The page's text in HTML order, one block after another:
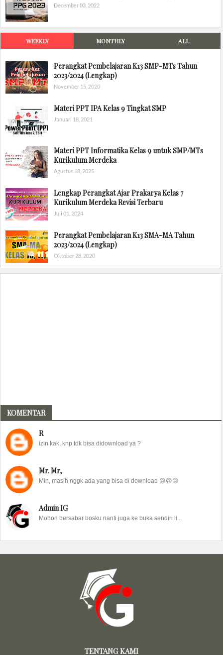
December 03, 2022
WEEKLY MONTHLY ALL
Perangkat Pembelajaran K13 SMP-MTs Tahun
2023/2024 (Lengkap)
November 15, 2020
Materi PPT IPA Kelas 9 Tingkat SMP
Januari 18, 2021
Materi PPT Informatika Kelas 9 untuk SMP/MTs
Kurikulum Merdeka
Agustus 18, 2025
Lengkap Perangkat Ajar Prakarya Kelas 7
Kurikulum Merdeka Revisi Terbaru
Juli 01, 2024
Perangkat Pembelajaran K13 SMA-MA Tahun
2023/2024 (Lengkap)
Oktober 28, 2020
KOMENTAR
R
izin kak, knp tdk bisa didownload ya ?
Mr. Mr,
Min, masih nggk ada yang bisa di download 😢😢😢
Admin IG
Mohon bersabar bosku nanti juga ke buka sendiri li...
TENTANG KAMI